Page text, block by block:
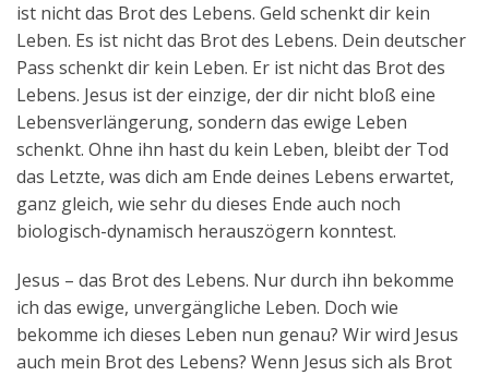
ist nicht das Brot des Lebens. Geld schenkt dir kein
Leben. Es ist nicht das Brot des Lebens. Dein deutscher
Pass schenkt dir kein Leben. Er ist nicht das Brot des
Lebens. Jesus ist der einzige, der dir nicht bloß eine
Lebensverlängerung, sondern das ewige Leben
schenkt. Ohne ihn hast du kein Leben, bleibt der Tod
das Letzte, was dich am Ende deines Lebens erwartet,
ganz gleich, wie sehr du dieses Ende auch noch
biologisch-dynamisch herauszögern konntest.
Jesus – das Brot des Lebens. Nur durch ihn bekomme
ich das ewige, unvergängliche Leben. Doch wie
bekomme ich dieses Leben nun genau? Wir wird Jesus
auch mein Brot des Lebens? Wenn Jesus sich als Brot